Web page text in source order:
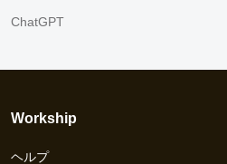
ChatGPT
Workship
ヘルプ